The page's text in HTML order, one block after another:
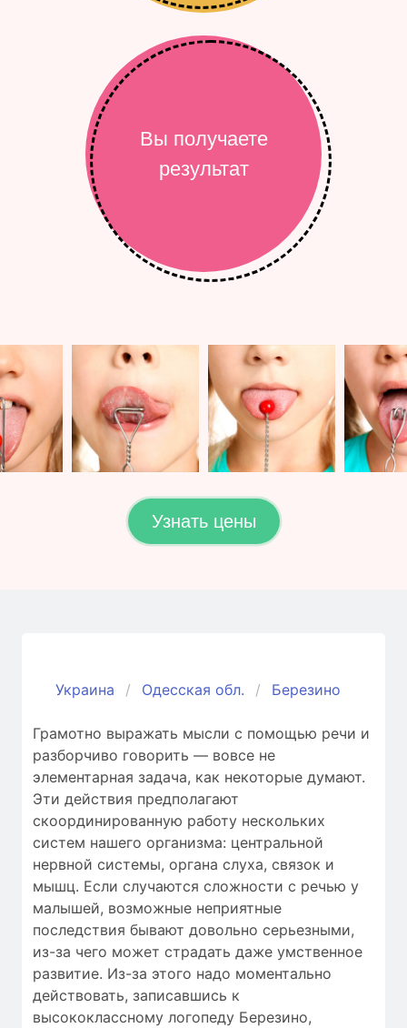
Вы получаете
результат
Узнать цены
Украина Одесская обл. Березино
Грамотно выражать мысли с помощью речи и
разборчиво говорить — вовсе не
элементарная задача, как некоторые думают.
Эти действия предполагают
скоординированную работу нескольких
систем нашего организма: центральной
нервной системы, органа слуха, связок и
мышц. Если случаются сложности c речью у
малышей, возможные неприятные
последствия бывают довольно серьезными,
из-за чего может страдать даже умственное
развитие. Из-за этого надо моментально
действовать, записавшись к
высококлассному логопеду Березино,